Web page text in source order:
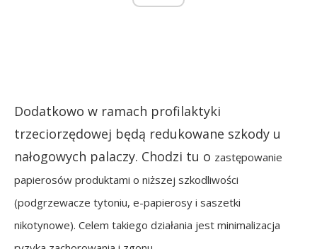
Dodatkowo w ramach profilaktyki
trzeciorzędowej będą redukowane szkody u
nałogowych palaczy. Chodzi tu o zastępowanie
papierosów produktami o niższej szkodliwości
(podgrzewacze tytoniu, e-papierosy i saszetki
nikotynowe). Celem takiego działania jest minimalizacja